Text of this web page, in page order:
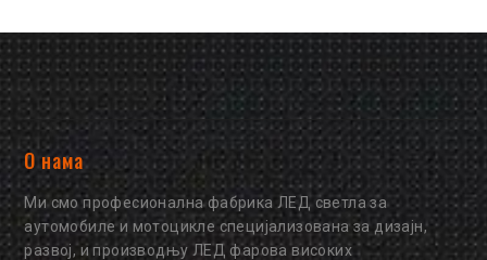
О нама
Ми смо професионална фабрика ЛЕД светла за
аутомобиле и мотоцикле специјализована за дизајн,
развој, и производњу ЛЕД фарова високих